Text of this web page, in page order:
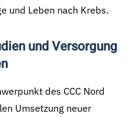
und Leben nach Krebs.
und Versorgung
des CCC Nord
Umsetzung neuer